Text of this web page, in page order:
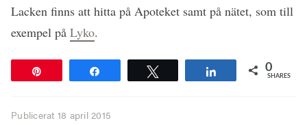
Lacken finns att hitta på Apoteket samt på nätet, som till
exempel på Lyko.
Share 0
SHARES
Publicerat 18 april 2015